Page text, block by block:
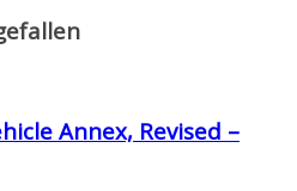
Annex, Revised –